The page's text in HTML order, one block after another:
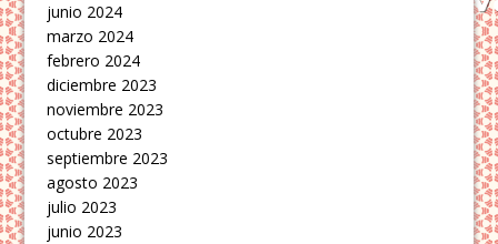
junio 2024
marzo 2024
febrero 2024
diciembre 2023
noviembre 2023
octubre 2023
septiembre 2023
agosto 2023
julio 2023
junio 2023